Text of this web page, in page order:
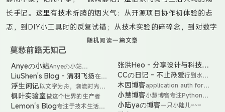
们还有更方便的办
法,就是使用
Lombok 的注解
生成这些公有方
一个
长手记。这里有技术折腾的烟火气：从开源项目协作初体验的忐
忑，到DIY小工具时的反复试错；从技术实验的碎碎念，到对数字
工具的深度思考。偶尔捕捉咖啡渍染的书页光影，更多时候是真
诚分享那些“虽不完美但真实”的代码实践——无论是给开源项目提
交PR时的笨拙尝试，还是用自动化脚本点亮生活的小魔法。在创
造与沉淀的循环中，与你共同见证非科班小白的技术觉醒之路。
随机阅读一篇文章
莫愁前路无知己
Anyeの小站Anyeの小站
(Anye.xyz) - 开放，
技术性的个人博客，
欢迎各位访客的到
来！这是一个发现创
意与知识交汇的个人
LiuShen's Blog - 清羽飞扬在
liushen
精心
打造
的秘
浮生闲记以文字为舟，溯流时光之
河，打捞那些被忽略的晨
昏光影、草木温度与偶然
相逢的思绪涟漪。
枫叶实验室做这个世界的生产者
Lemon‘s Blog专注于技术生活分
张洪Heo - 分享设计与科技生
活
CCの日记 - 不止热爱行到水穷
处，坐看
云起时
木因博客application auth for
submit-friends-link
小慧博客小慧博客专注Python开
发、网站搭建、Linux运
小陆yaの博客一只小陆儿~~~